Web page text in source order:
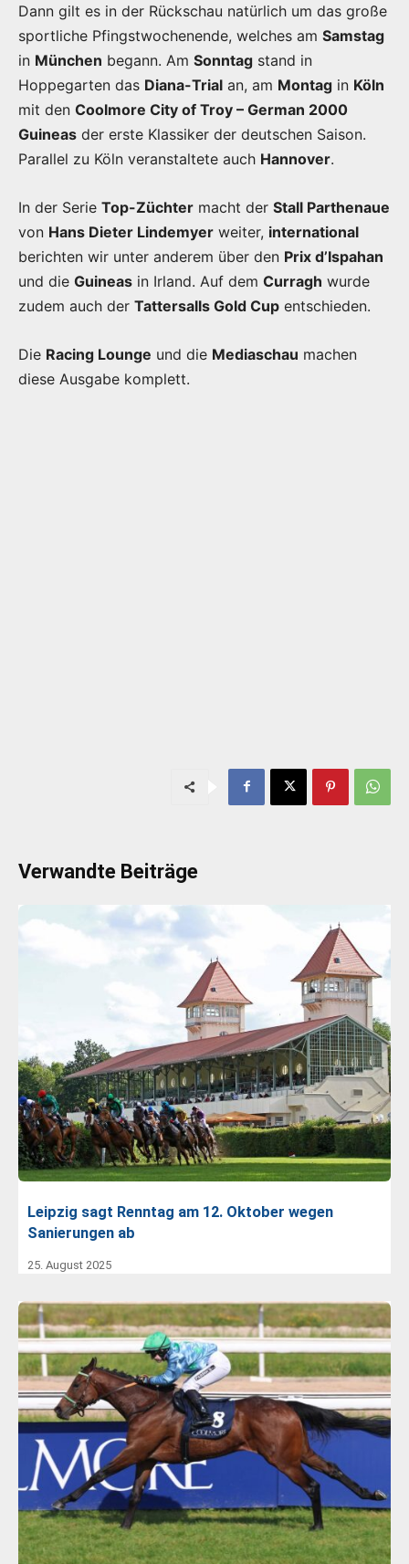
Dann gilt es in der Rückschau natürlich um das große
sportliche Pfingstwochenende, welches am Samstag
in München begann. Am Sonntag stand in
Hoppegarten das Diana-Trial an, am Montag in Köln
mit den Coolmore City of Troy – German 2000
Guineas der erste Klassiker der deutschen Saison.
Parallel zu Köln veranstaltete auch Hannover.
In der Serie Top-Züchter macht der Stall Parthenaue
von Hans Dieter Lindemyer weiter, international
berichten wir unter anderem über den Prix d’Ispahan
und die Guineas in Irland. Auf dem Curragh wurde
zudem auch der Tattersalls Gold Cup entschieden.
Die Racing Lounge und die Mediaschau machen
diese Ausgabe komplett.
Verwandte Beiträge
Leipzig sagt Renntag am 12. Oktober wegen
Sanierungen ab
25. August 2025